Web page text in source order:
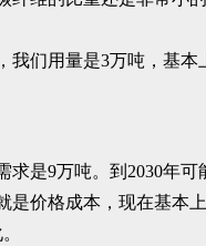
们用量是3万吨，基
是9万吨。到2030年
价格成本，现在基